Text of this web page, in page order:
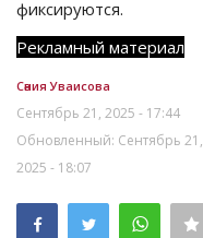
фиксируются.
Рекламный материал
Сәния Уваисова
Сентябрь 21, 2025 - 17:44
Обновленный: Сентябрь 21,
2025 - 18:07